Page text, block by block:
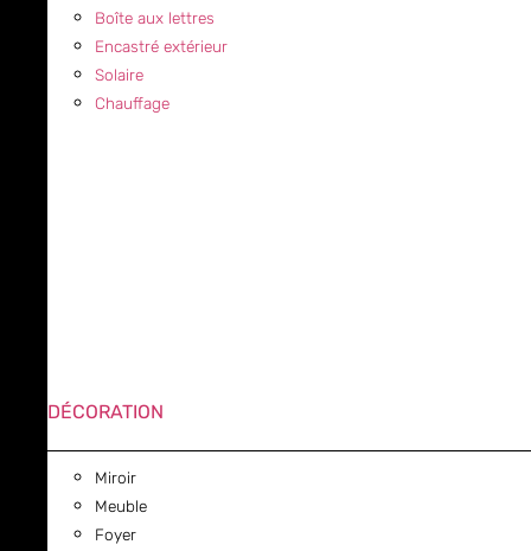
Boîte aux lettres
Encastré extérieur
Solaire
Chauffage
DÉCORATION
Miroir
Meuble
Foyer